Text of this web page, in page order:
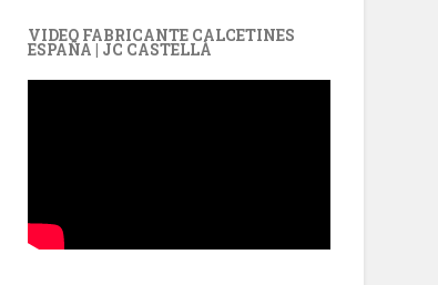
VIDEO FABRICANTE CALCETINES
ESPAÑA | JC CASTELLÀ